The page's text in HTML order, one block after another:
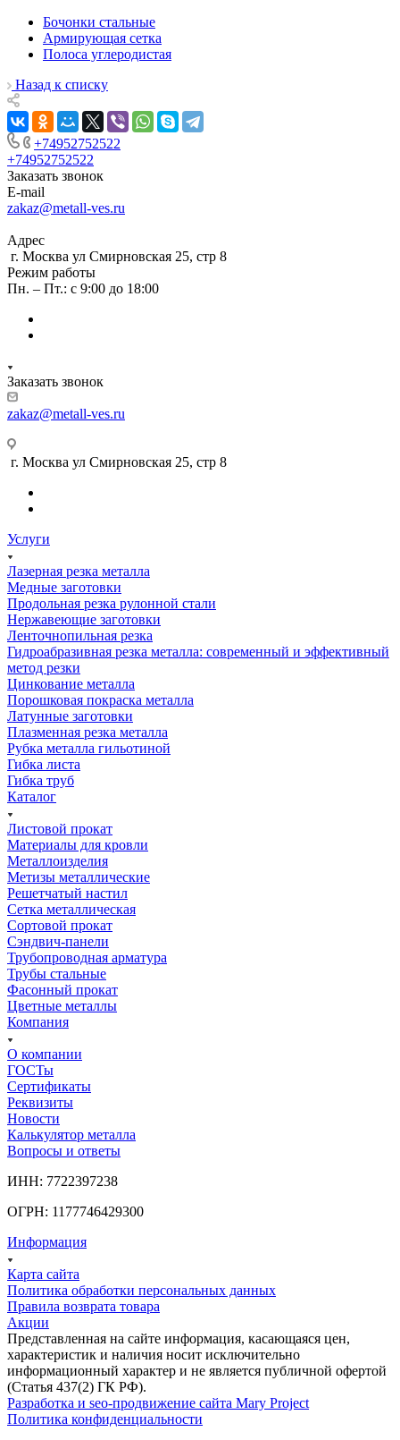
Бочонки стальные
Армирующая сетка
Полоса углеродистая
Назад к списку
+74952752522
+74952752522
Заказать звонок
E-mail
zakaz@metall-ves.ru
Адрес
г. Москва ул Смирновская 25, стр 8
Режим работы
Пн. – Пт.: с 9:00 до 18:00
Заказать звонок
zakaz@metall-ves.ru
г. Москва ул Смирновская 25, стр 8
Услуги
Лазерная резка металла
Медные заготовки
Продольная резка рулонной стали
Нержавеющие заготовки
Ленточнопильная резка
Гидроабразивная резка металла: современный и эффективный
метод резки
Цинкование металла
Порошковая покраска металла
Латунные заготовки
Плазменная резка металла
Рубка металла гильотиной
Гибка листа
Гибка труб
Каталог
Листовой прокат
Материалы для кровли
Металлоизделия
Метизы металлические
Решетчатый настил
Сетка металлическая
Сортовой прокат
Сэндвич-панели
Трубопроводная арматура
Трубы стальные
Фасонный прокат
Цветные металлы
Компания
О компании
ГОСТы
Сертификаты
Реквизиты
Новости
Калькулятор металла
Вопросы и ответы
ИНН: 7722397238
ОГРН: 1177746429300
Информация
Карта сайта
Политика обработки персональных данных
Правила возврата товара
Акции
Представленная на сайте информация, касающаяся цен,
характеристик и наличия носит исключительно
информационный характер и не является публичной офертой
(Статья 437(2) ГК РФ).
Разработка и seo-продвижение сайта Mary Project
Политика конфиденциальности